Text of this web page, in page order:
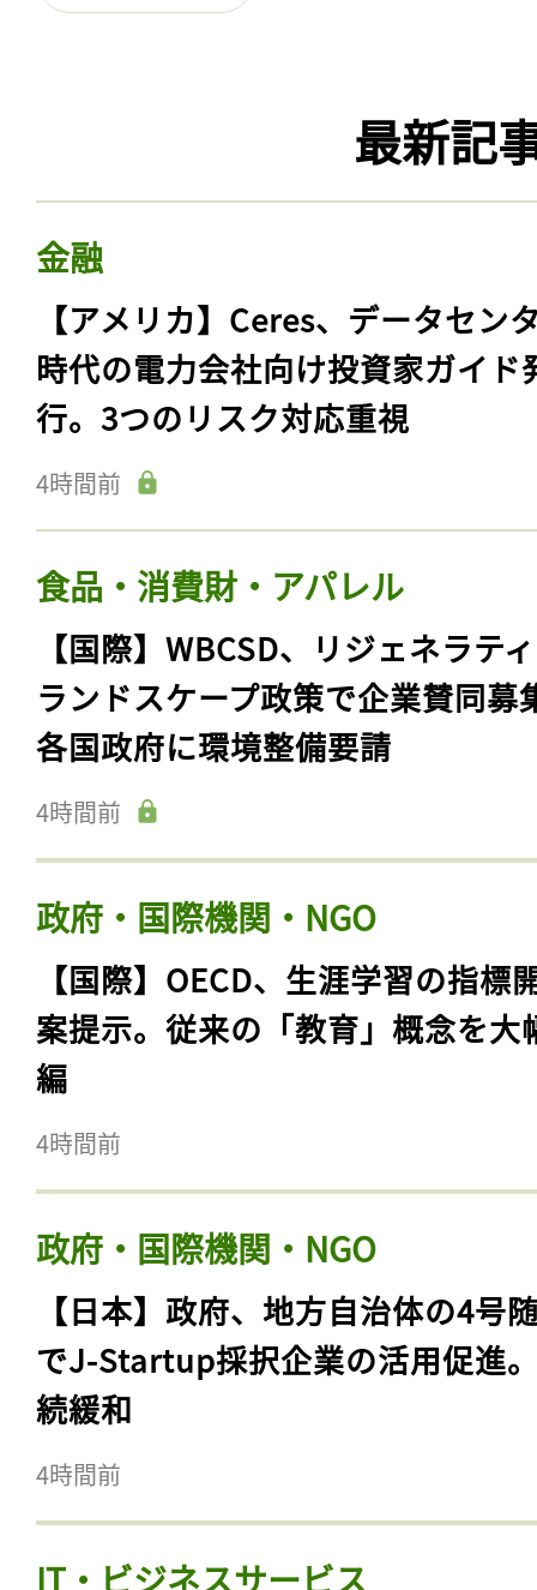
最新記
金融
【アメリカ】Ceres、データセン
時代の電力会社向け投資家ガイド
行。3つのリスク対応重視
4時間前
食品・消費財・アパレル
【国際】WBCSD、リジェネラテ
ランドスケープ政策で企業賛同募
各国政府に環境整備要請
4時間前
政府・国際機関・NGO
【国際】OECD、生涯学習の指標
案提示。従来の「教育」概念を大
編
4時間前
政府・国際機関・NGO
【日本】政府、地方自治体の4号
でJ-Startup採択企業の活用促進
続緩和
4時間前
IT・ビジネスサービス